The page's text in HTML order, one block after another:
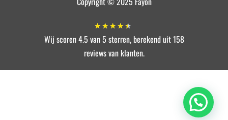
★ ★ ★ ★ ★
Wij scoren 4.5 van 5 sterren, berekend uit 158
reviews van klanten.